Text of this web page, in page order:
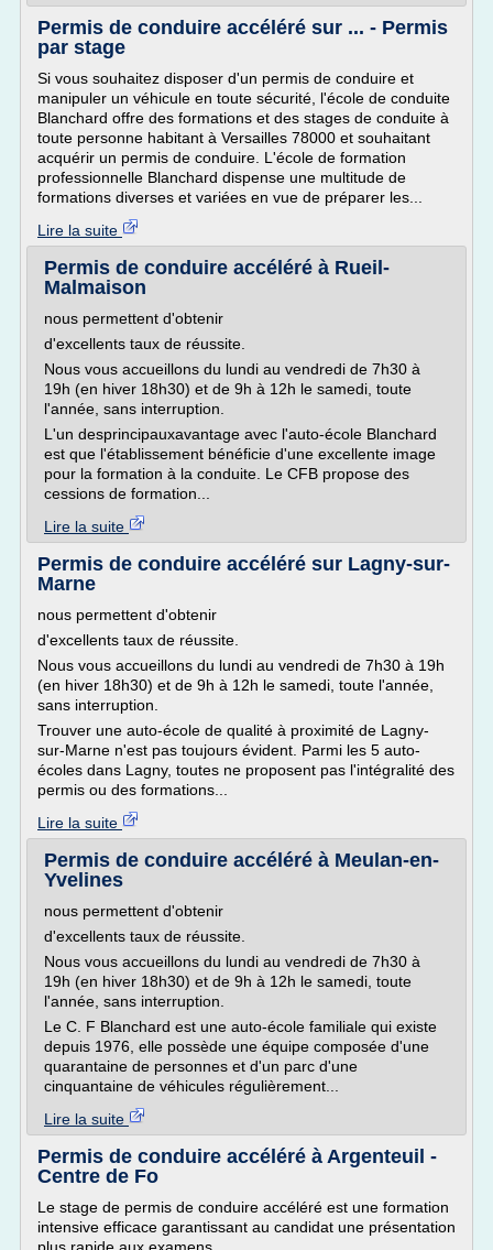
Permis de conduire accéléré sur ... - Permis
par stage
Si vous souhaitez disposer d'un permis de conduire et
manipuler un véhicule en toute sécurité, l'école de conduite
Blanchard offre des formations et des stages de conduite à
toute personne habitant à Versailles 78000 et souhaitant
acquérir un permis de conduire. L'école de formation
professionnelle Blanchard dispense une multitude de
formations diverses et variées en vue de préparer les...
Lire la suite
Permis de conduire accéléré à Rueil-
Malmaison
nous permettent d'obtenir
d'excellents taux de réussite.
Nous vous accueillons du lundi au vendredi de 7h30 à
19h (en hiver 18h30) et de 9h à 12h le samedi, toute
l'année, sans interruption.
L'un desprincipauxavantage avec l'auto-école Blanchard
est que l'établissement bénéficie d'une excellente image
pour la formation à la conduite. Le CFB propose des
cessions de formation...
Lire la suite
Permis de conduire accéléré sur Lagny-sur-
Marne
nous permettent d'obtenir
d'excellents taux de réussite.
Nous vous accueillons du lundi au vendredi de 7h30 à 19h
(en hiver 18h30) et de 9h à 12h le samedi, toute l'année,
sans interruption.
Trouver une auto-école de qualité à proximité de Lagny-
sur-Marne n'est pas toujours évident. Parmi les 5 auto-
écoles dans Lagny, toutes ne proposent pas l'intégralité des
permis ou des formations...
Lire la suite
Permis de conduire accéléré à Meulan-en-
Yvelines
nous permettent d'obtenir
d'excellents taux de réussite.
Nous vous accueillons du lundi au vendredi de 7h30 à
19h (en hiver 18h30) et de 9h à 12h le samedi, toute
l'année, sans interruption.
Le C. F Blanchard est une auto-école familiale qui existe
depuis 1976, elle possède une équipe composée d'une
quarantaine de personnes et d'un parc d'une
cinquantaine de véhicules régulièrement...
Lire la suite
Permis de conduire accéléré à Argenteuil -
Centre de Fo
Le stage de permis de conduire accéléré est une formation
intensive efficace garantissant au candidat une présentation